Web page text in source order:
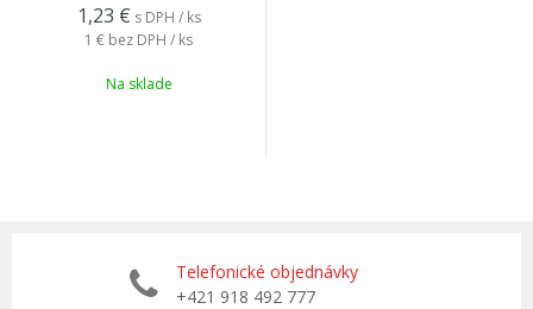
1,23 € s DPH / ks
1 € bez DPH / ks
Na sklade
Telefonické objednávky
+421 918 492 777